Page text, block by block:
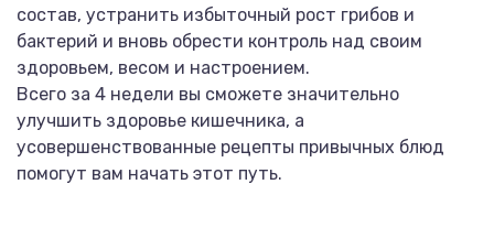
состав, устранить избыточный рост грибов и
бактерий и вновь обрести контроль над своим
здоровьем, весом и настроением.
Всего за 4 недели вы сможете значительно
улучшить здоровье кишечника, а
усовершенствованные рецепты привычных блюд
помогут вам начать этот путь.